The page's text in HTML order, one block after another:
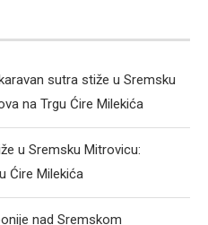
sutra stiže u Sremsku
na Trgu Ćire Milekića
u Sremsku Mitrovicu:
Ćire Milekića
nad Sremskom